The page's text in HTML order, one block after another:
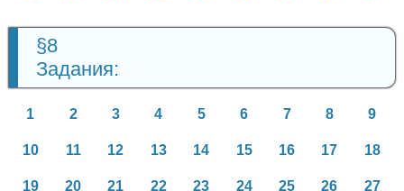
§8
Задания:
1 2 3 4 5 6 7 8 9
10 11 12 13 14 15 16 17 18
19 20 21 22 23 24 25 26 27